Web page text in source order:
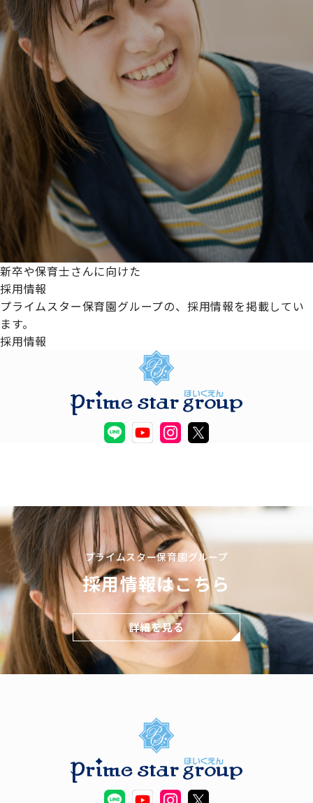
新卒や保育士さんに向けた
採用情報
プライムスター保育園グループの、採用情報を掲載してい
ます。
採用情報
プライムスター保育園グループ
採用情報はこちら
詳細を見る